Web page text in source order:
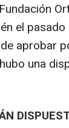
el
aprobar
una